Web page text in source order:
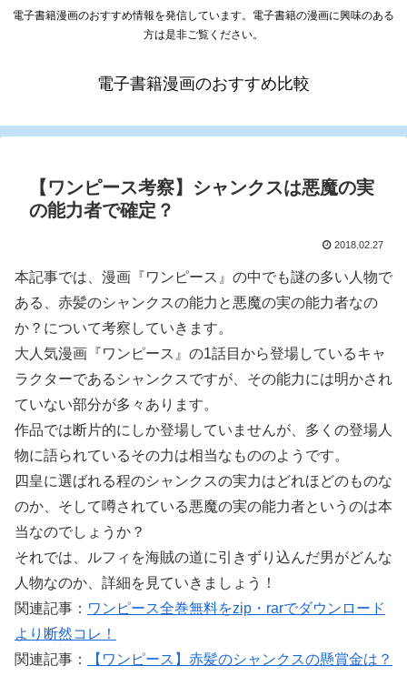
電子書籍漫画のおすすめ情報を発信しています。電子書籍の漫画に興味のある
方は是非ご覧ください。
電子書籍漫画のおすすめ比較
【ワンピース考察】シャンクスは悪魔の実
の能力者で確定？
2018.02.27
本記事では、漫画『ワンピース』の中でも謎の多い人物で
ある、赤髪のシャンクスの能力と悪魔の実の能力者なの
か？について考察していきます。
大人気漫画『ワンピース』の1話目から登場しているキャ
ラクターであるシャンクスですが、その能力には明かされ
ていない部分が多々あります。
作品では断片的にしか登場していませんが、多くの登場人
物に語られているその力は相当なもののようです。
四皇に選ばれる程のシャンクスの実力はどれほどのものな
のか、そして噂されている悪魔の実の能力者というのは本
当なのでしょうか？
それでは、ルフィを海賊の道に引きずり込んだ男がどんな
人物なのか、詳細を見ていきましょう！
関連記事： ワンピース全巻無料をzip・rarでダウンロード
より断然コレ！
関連記事：
【ワンピース】赤髪のシャンクスの懸賞金は？